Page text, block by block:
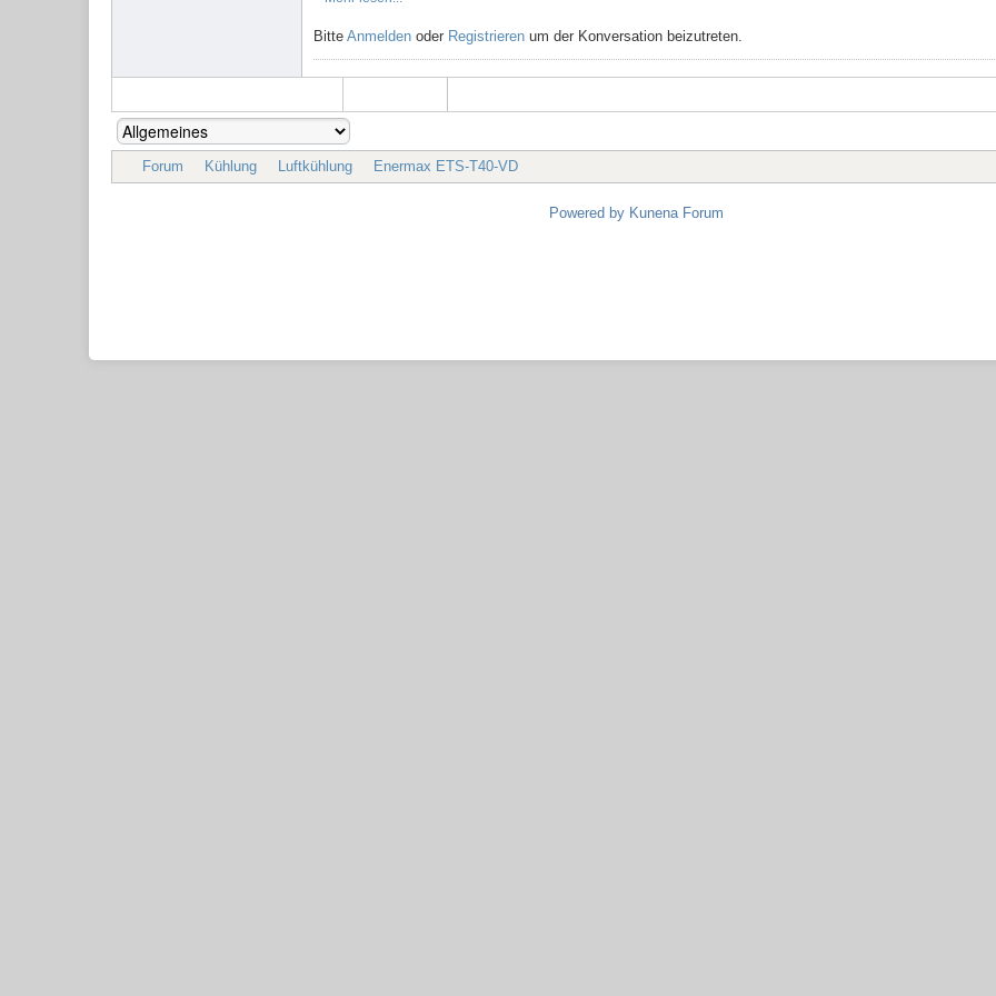
Bitte Anmelden oder Registrieren um der Konversation beizutreten.
Forum Kühlung Luftkühlung Enermax ETS-T40-VD
Powered by Kunena Forum